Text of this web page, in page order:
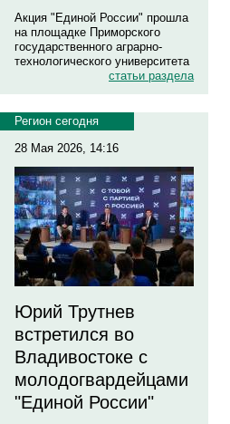
Акция "Единой России" прошла
на площадке Приморского
государственного аграрно-
технологического университета
статьи раздела
Регион сегодня
28 Мая 2026, 14:16
Юрий Трутнев
встретился во
Владивостоке с
молодогвардейцами
"Единой России"